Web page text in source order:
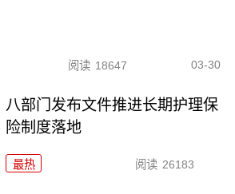
阅读 18647 03-30
八部门发布文件推进长期护理保
险制度落地
最热 阅读 26183